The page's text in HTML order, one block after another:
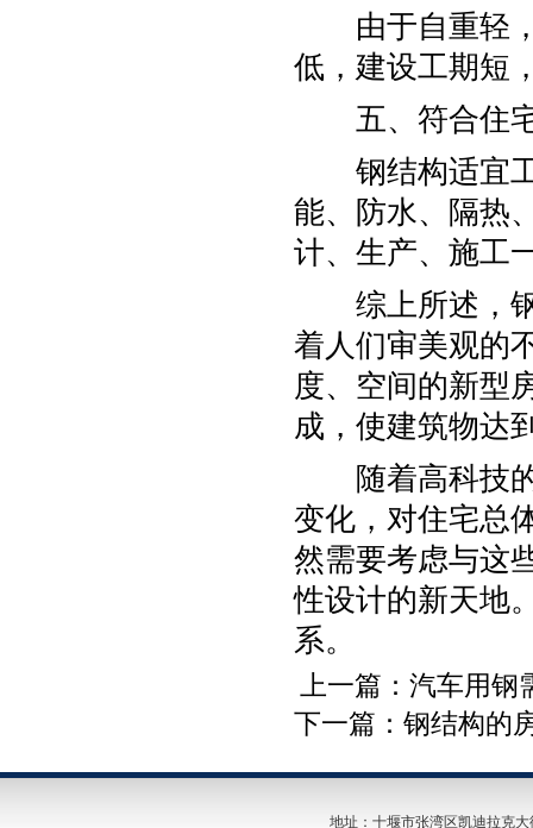
由于自重轻，
低，建设工期短
五、符合住宅
钢结构适宜工
能、防水、隔热
计、生产、施工
综上所述，钢
着人们审美观的
度、空间的新型
成，使建筑物达
随着高科技的
变化，对住宅总
然需要考虑与这
性设计的新天地
系。
上一篇： 汽车用钢
下一篇： 钢结构的
地址：十堰市张湾区凯迪拉克